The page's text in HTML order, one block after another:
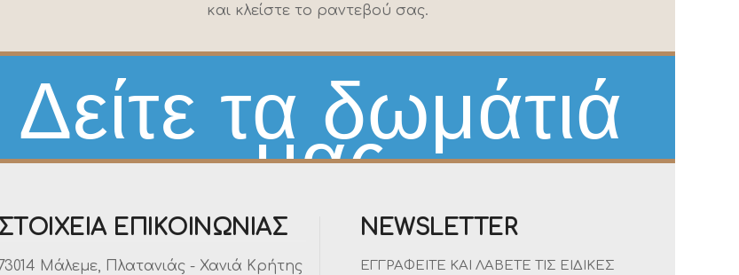
και κλείστε το ραντεβού σας.
Δείτε τα δωμάτιά
μας
ΣΤΟΙΧΕΊΑ ΕΠΙΚΟΙΝΩΝΊΑΣ
73014 Μάλεμε, Πλατανιάς - Χανιά Κρήτης
NEWSLETTER
ΕΓΓΡΑΦΕΊΤΕ ΚΑΙ ΛΆΒΕΤΕ ΤΙΣ ΕΙΔΙΚΈΣ